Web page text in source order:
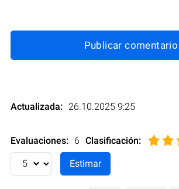
Publicar comentario
Actualizada: 26.10.2025 9:25
Evaluaciones: 6 Clasificación: